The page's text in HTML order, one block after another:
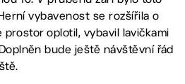
vybavenost se rozšířila o
oplotil, vybavil lavičkami
bude ještě návštěvní řád